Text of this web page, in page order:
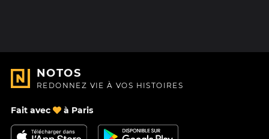
NOTOS
REDONNEZ VIE À VOS HISTOIRES
Fait avec à Paris